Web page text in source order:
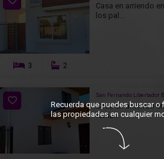
Casa en arriendo
los pal...
3 2
San Fernando Libertador
Casa en arriendo
ferna...
Recuerda que puedes buscar o
las propiedades en cualquier